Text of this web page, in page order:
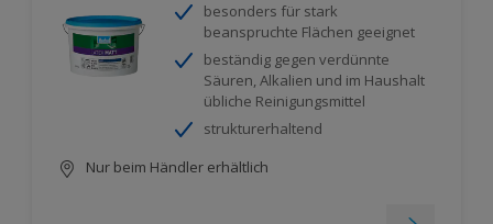
besonders für stark
beanspruchte Flächen geeignet
beständig gegen verdünnte
Säuren, Alkalien und im Haushalt
übliche Reinigungsmittel
strukturerhaltend
Nur beim Händler erhältlich